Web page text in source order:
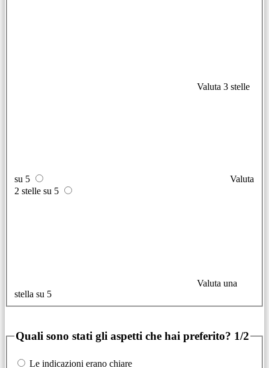
Valuta 3 stelle
su 5
Valuta
2 stelle su 5
Valuta una
stella su 5
Quali sono stati gli aspetti che hai preferito? 1/2
Le indicazioni erano chiare